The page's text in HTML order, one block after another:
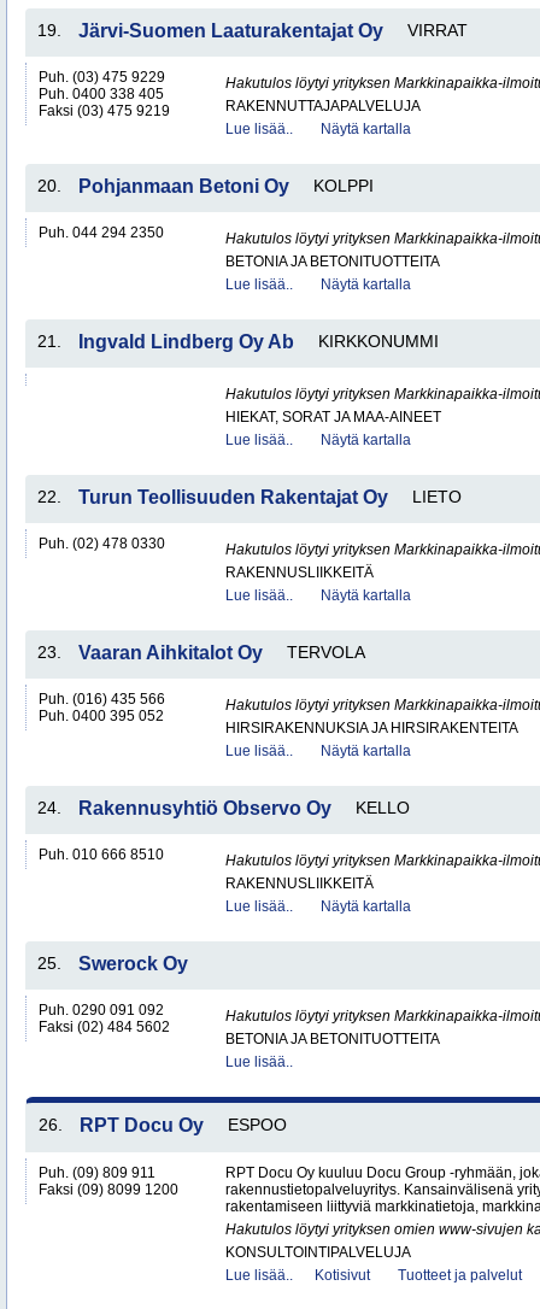
19. Järvi-Suomen Laaturakentajat Oy VIRRAT
Puh. (03) 475 9229
Puh. 0400 338 405
Faksi (03) 475 9219
Hakutulos löytyi yrityksen Markkinapaikka-
RAKENNUTTAJAPALVELUJA
Lue lisää..
Näytä kartalla
20. Pohjanmaan Betoni Oy KOLPPI
Puh. 044 294 2350
Hakutulos löytyi yrityksen Markkinapaikka-
BETONIA JA BETONITUOTTEITA
Lue lisää..
Näytä kartalla
21. Ingvald Lindberg Oy Ab KIRKKONUMMI
Hakutulos löytyi yrityksen Markkinapaikka-
HIEKAT, SORAT JA MAA-AINEET
Lue lisää..
Näytä kartalla
22. Turun Teollisuuden Rakentajat Oy LIETO
Puh. (02) 478 0330
Hakutulos löytyi yrityksen Markkinapaikka-
RAKENNUSLIIKKEITÄ
Lue lisää..
Näytä kartalla
23. Vaaran Aihkitalot Oy TERVOLA
Puh. (016) 435 566
Puh. 0400 395 052
Hakutulos löytyi yrityksen Markkinapaikka-
HIRSIRAKENNUKSIA JA HIRSIRAKENTEITA
Lue lisää..
Näytä kartalla
24. Rakennusyhtiö Observo Oy KELLO
Puh. 010 666 8510
Hakutulos löytyi yrityksen Markkinapaikka-
RAKENNUSLIIKKEITÄ
Lue lisää..
Näytä kartalla
25. Swerock Oy
Puh. 0290 091 092
Faksi (02) 484 5602
Hakutulos löytyi yrityksen Markkinapaikka-
BETONIA JA BETONITUOTTEITA
Lue lisää..
26. RPT Docu Oy ESPOO
Puh. (09) 809 911
Faksi (09) 8099 1200
RPT Docu Oy kuuluu Docu Group -ryhmään,
rakennustietopalveluyritys. Kansainvälisenä
rakentamiseen liittyviä markkinatietoja,
Hakutulos löytyi yrityksen omien www-sivujen
KONSULTOINTIPALVELUJA
Lue lisää..
Kotisivut Tuotteet ja palvelut